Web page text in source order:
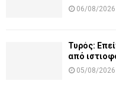
06/08/2026
Τυρός:
από
05/08/2026